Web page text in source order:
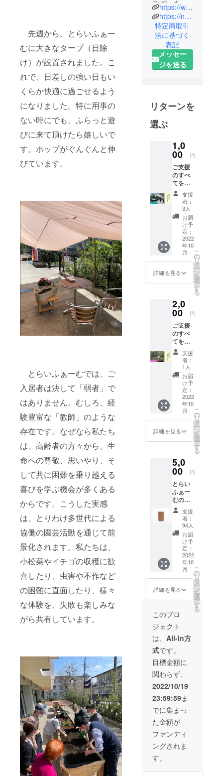
先週から、とらいふぁー
むに大きなタープ（日除
け）が設置されました。こ
れで、日差しの強い日もい
くらか快適に過ごせるよう
になりました。特に用事の
ない時にでも、ふらっと遊
びに来て頂けたら嬉しいで
す。ホップがぐんぐんと伸
びています。
とらいふぁーむでは、ご
入居者は決して「弱者」で
はありません。むしろ、経
験豊富な「教師」のような
存在です。なぜなら私たち
は、高齢者の方々から、生
命への尊敬、思いやり、そ
して共に困難を乗り越える
喜びを学ぶ機会が多くある
からです。こうした実感
は、とりわけ多世代による
協働の園芸活動を通じて前
景化されます。私たちは、
小松菜やイチゴの収穫に歓
喜したり、虫害や不作など
の困難に直面したり、様々
な体験を、失敗も楽しみな
がら共有しています。
ございま
す、社会福
祉法人とら
いふです。
法人名の
「とらい
ふ」とは
フ」を組み
合わせた造
語です。
は「生活」
や「人生」
という意味
ですが、
「トライ」
には「３」
という意味
があります
「トライア
ングル」の
す）。この
「法人」
「地域」
「行政」を
指してお
り、法人名
称にはこの
三者が協力
し合いなが
「生活」
「人生」を
支えつつ、
より良い福
祉社会の創
いとの法人
の願いが込
められてお
ります。
こうした理
念のもと、
1999年にデ
イサービス
センター
いる境南」
げ、2004年
に武蔵野市
で初となる
高齢者グ
ループホー
ム「光風
荘」を開設
して、地域
の福祉ニー
ズに応えら
れる福祉
サービスの
提供をして
まいりまし
た。
https://www.toraifu.com
https://note.com/toraifumusashino/
特定商取引
法に基づく
表記
メッセー
ジを送る
リターンを
選ぶ
1,0
00 円
ご支援
のすべ
てをと
らい
ふぁー
む事業
のため
に使わ
せてい
ただき
ます。
● お礼
のメッ
セー
ジ、活
動報告
をお送
りしま
す。 ※
プロ
ジェク
トペー
ジ「活
動報
告」欄
にてご
報告さ
せてい
ただき
ます。
支援
者：
3人
お届
け予
定：
2022
年10
月
詳細を見る
こ
の
リ
タ
ー
ン
を
選
択
す
る
2,0
00 円
ご支援
のすべ
てをと
らい
ふぁー
む事業
のため
に使わ
せてい
ただき
ます。
● お礼
のメッ
セー
ジ、活
動報告
をお送
りしま
す。 ※
プロ
ジェク
トペー
ジ「活
動報
告」欄
にてご
報告さ
せてい
ただき
ます。
閉じる
支援
者：
1人
お届
け予
定：
2022
年10
月
詳細を見る
こ
の
リ
タ
ー
ン
を
選
択
す
る
5,0
00 円
とらい
ふぁー
むの中
に将来
設置す
る予定
のカ
フェで
使用す
ること
を検討
してい
る
PAPLU
S︎（パプ
ラス）
タンブ
ラーに
記念ロ
ゴを施
したも
のをリ
ターン
品と致
しま
す。
PAPLU
S︎は、紙
とトウ
モロコ
シ由来
の生分
解樹脂
を主原
用と
支援
者：
94人
お届
け予
定：
2022
年10
月
詳細を見る
こ
の
リ
タ
ー
ン
を
選
択
す
る
このプロ
ジェクト
は、 All-In方
式です。
目標金額に
関わらず、
2022/10/19
23:59:59ま
でに集まっ
た金額が
ファンディ
ングされま
す。